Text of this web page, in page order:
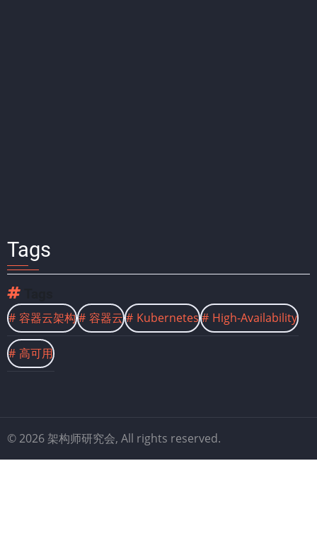
Tags
容器云架构 容器云 Kubernetes High-Availability
高可用
© 2026 架构师研究会, All rights reserved.